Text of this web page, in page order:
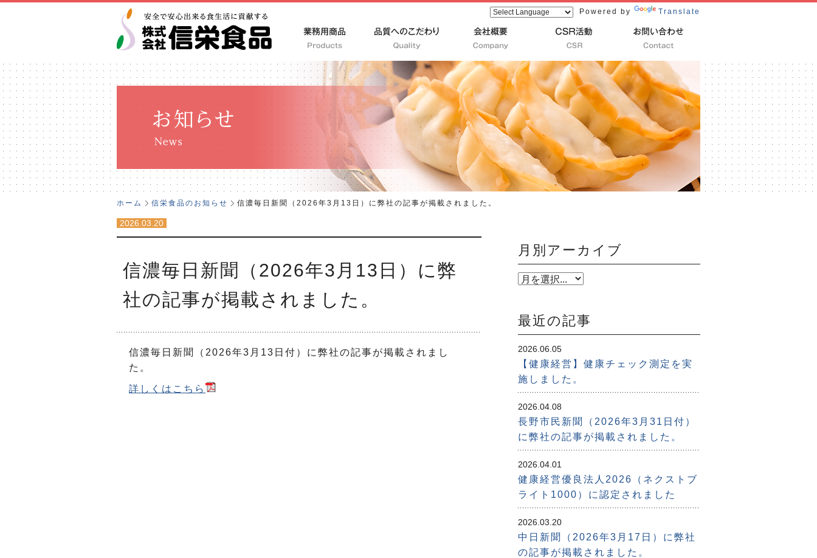
Powered by Translate
ホーム 信栄食品のお知らせ 信濃毎日新聞（2026年3月13日）に弊社の記事が掲載されました。
2026.03.20
信濃毎日新聞（2026年3月13日）に弊
社の記事が掲載されました。
信濃毎日新聞（2026年3月13日付）に弊社の記事が掲載されまし
た。
詳しくはこちら
月別アーカイブ
最近の記事
2026.06.05
【健康経営】健康チェック測定を実
施しました。
2026.04.08
長野市民新聞（2026年3月31日付）
に弊社の記事が掲載されました。
2026.04.01
健康経営優良法人2026（ネクストブ
ライト1000）に認定されました
2026.03.20
中日新聞（2026年3月17日）に弊社
の記事が掲載されました。